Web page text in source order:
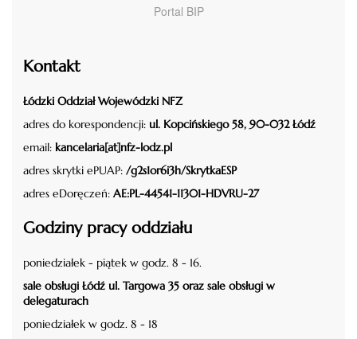
Portal BIP
Kontakt
Łódzki Oddział Wojewódzki NFZ
adres do korespondencji: ul. Kopcińskiego 58, 90-032 Łódź
email: kancelaria[at]nfz-lodz.pl
adres skrytki ePUAP: /g2s1or6i3h/SkrytkaESP
adres eDoręczeń: AE:PL-44541-11301-HDVRU-27
Godziny pracy oddziału
poniedziałek - piątek w godz. 8 - 16.
sale obsługi Łódź ul. Targowa 35 oraz sale obsługi w
delegaturach
poniedziałek w godz. 8 - 18